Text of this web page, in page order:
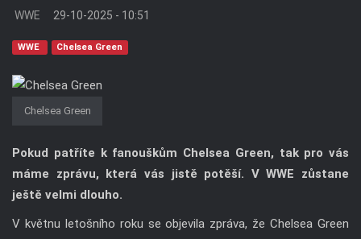
WWE 29-10-2025 - 10:51
WWE Chelsea Green
Chelsea Green
Pokud patříte k fanouškům Chelsea Green, tak pro vás
máme zprávu, která vás jistě potěší. V WWE zůstane
ještě velmi dlouho.
V květnu letošního roku se objevila zpráva, že Chelsea Green